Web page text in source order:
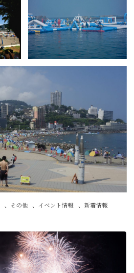
、 その他 、 イベント情報 、 新着情報